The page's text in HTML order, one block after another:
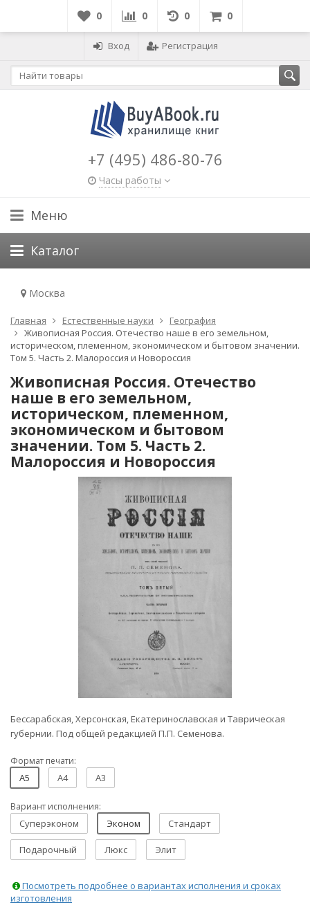
0 0 0 0
Вход Регистрация
+7 (495) 486-80-76
Часы работы
Меню
Каталог
Москва
Главная Естественные науки
География
Живописная Россия. Отечество наше в его земельном,
историческом, племенном, экономическом и бытовом значении.
Том 5. Часть 2. Малороссия и Новороссия
Живописная Россия. Отечество
наше в его земельном,
историческом, племенном,
экономическом и бытовом
значении. Том 5. Часть 2.
Малороссия и Новороссия
Бессарабская, Херсонская, Екатеринославская и Таврическая
губернии. Под общей редакцией П.П. Семенова.
Формат печати:
A5 A4 A3
Вариант исполнения:
Суперэконом Эконом Стандарт
Подарочный Люкс Элит
Посмотреть подробнее о вариантах исполнения и сроках
изготовления